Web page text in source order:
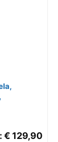
und
€ 129,90